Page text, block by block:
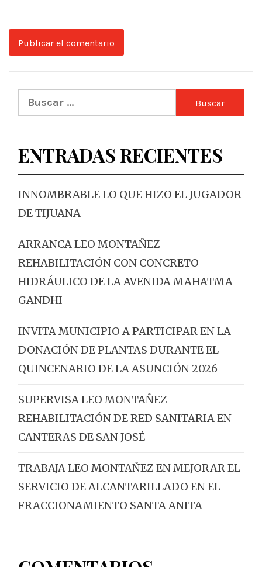
Buscar:
ENTRADAS RECIENTES
INNOMBRABLE LO QUE HIZO EL JUGADOR
DE TIJUANA
ARRANCA LEO MONTAÑEZ
REHABILITACIÓN CON CONCRETO
HIDRÁULICO DE LA AVENIDA MAHATMA
GANDHI
INVITA MUNICIPIO A PARTICIPAR EN LA
DONACIÓN DE PLANTAS DURANTE EL
QUINCENARIO DE LA ASUNCIÓN 2026
SUPERVISA LEO MONTAÑEZ
REHABILITACIÓN DE RED SANITARIA EN
CANTERAS DE SAN JOSÉ
TRABAJA LEO MONTAÑEZ EN MEJORAR EL
SERVICIO DE ALCANTARILLADO EN EL
FRACCIONAMIENTO SANTA ANITA